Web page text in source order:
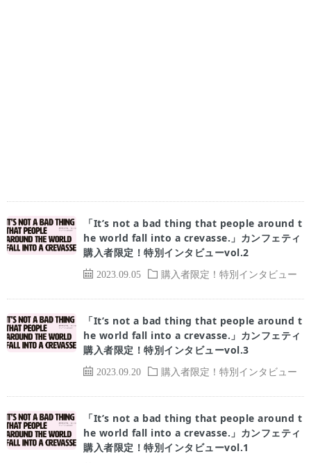
2023.09.05 購入者限定！特別インタビュー
「It’s not a bad thing that people around t
he world fall into a crevasse.」カンフェティ
購入者限定！特別インタビューvol.2
2023.09.20 購入者限定！特別インタビュー
「It’s not a bad thing that people around t
he world fall into a crevasse.」カンフェティ
購入者限定！特別インタビューvol.3
「It’s not a bad thing that people around t
he world fall into a crevasse.」カンフェティ
購入者限定！特別インタビューvol.1